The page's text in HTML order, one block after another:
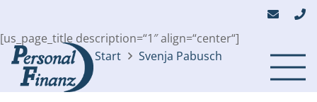
[us_page_title description=“1″ align=“center“]
Start
Svenja Pabusch